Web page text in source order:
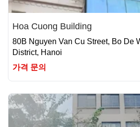
Hoa Cuong Building
80B Nguyen Van Cu Street, Bo De
District, Hanoi
가격 문의